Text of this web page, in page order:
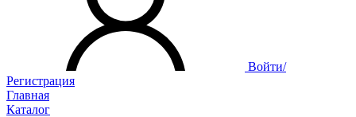
Войти/
Регистрация
Главная
Каталог